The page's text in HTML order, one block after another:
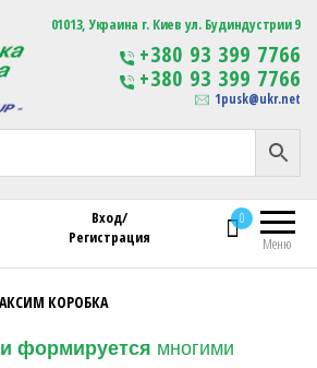
Сувенирная Компания Изготовление
сувенирной продукции
с логотипом
01013, Украина г. Киев ул. Будиндустрии 9
+380 93 399 7766
+380 93 399 7766
1pusk@ukr.net
Меню
0
Вход/
Регистрация
Компания
КОРОБКА
формируется многими